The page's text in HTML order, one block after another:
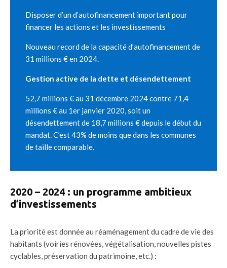
Disposer d’un d’autofinancement important pour
financer les actions et les investissements
Nouveau record de la capacité d’autofinancement de
31 millions € en 2024.
Gestion active de la dette et désendettement
52,7 millions € au 31 décembre 2024 contre 71,4
millions € au 1er janvier 2020, soit un
désendettement de 18,7 millions € depuis le début du
mandat. C’est 43% de moins que dans les communes
de taille comparable.
2020 – 2024 : un programme ambitieux
d’investissements
La priorité est donnée au réaménagement du cadre de vie des
habitants (voiries rénovées, végétalisation, nouvelles pistes
cyclables, préservation du patrimoine, etc.) :